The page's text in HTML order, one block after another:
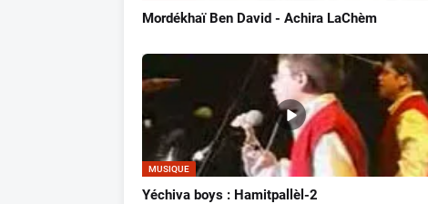
Mordékhaï Ben David - Achira LaChèm
MUSIQUE
Yéchiva boys : Hamitpallèl-2